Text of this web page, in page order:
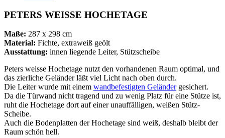
PETERS WEISSE HOCHETAGE
Maße: 287 x 298 cm
Material: Fichte, extraweiß geölt
Ausstattung: innen liegende Leiter, Stützscheibe
Peters weisse Hochetage nutzt den vorhandenen Raum optimal, und
das zierliche Geländer läßt viel Licht nach oben durch.
Die Leiter wurde mit einem wandbefestigten Geländergesichert.
Da die Türwand nicht tragend und zu wenig Platz für eine Stütze ist,
ruht die Hochetage dort auf einer unauffälligen, weißen Stütz-
Scheibe.
Auch die Bodenplatten der Hochetage sind weiß, deshalb bleibt der
Raum schön hell.